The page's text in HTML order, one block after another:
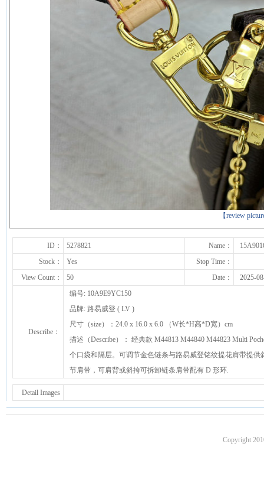
【review
下一张
ID： 5278821 Name：
Stock：
Yes
Stop Time：
View Count：
50 Date： 2025-
Describe：
编号: 10A9E9YC150
品牌: 路易威登 ( LV )
尺寸（size）：24.0 x 16.0 x 6.0 （W长*H高*D宽）cm
描述（Describe）： 经典款 M44813 M44840 M44823 Multi
个口袋和隔层。可调节金色链条与路易威登铭纹提花肩带提
节肩带，可肩背或斜挎可拆卸链条肩带配有 D 形环.
Detail Images
Copyright